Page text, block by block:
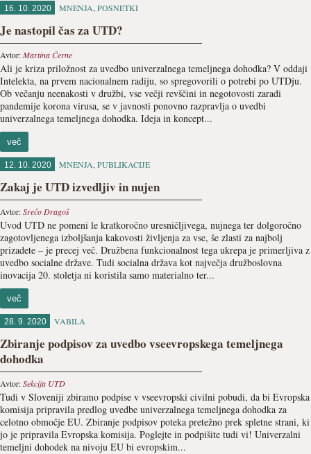
16. 10. 2020 MNENJA, POSNETKI
Je nastopil čas za UTD?
Avtor:Martina Černe
Ali je kriza priložnost za uvedbo univerzalnega temeljnega dohodka? V oddaji
Intelekta, na prvem nacionalnem radiju, so spregovorili o potrebi po UTDju.
Ob večanju neenakosti v družbi, vse večji revščini in negotovosti zaradi
pandemije korona virusa, se v javnosti ponovno razpravlja o uvedbi
univerzalnega temeljnega dohodka. Ideja in koncept...
več
12. 10. 2020 MNENJA, PUBLIKACIJE
Zakaj je UTD izvedljiv in nujen
Avtor:Srečo Dragoš
Uvod UTD ne pomeni le kratkoročno uresničljivega, nujnega ter dolgoročno
zagotovljenega izboljšanja kakovosti življenja za vse, še zlasti za najbolj
prizadete – je precej več. Družbena funkcionalnost tega ukrepa je primerljiva z
uvedbo socialne države. Tudi socialna država kot največja družboslovna
inovacija 20. stoletja ni koristila samo materialno ter...
več
28. 9. 2020 VABILA
Zbiranje podpisov za uvedbo vseevropskega temeljnega
dohodka
Avtor:Sekcija UTD
Tudi v Sloveniji zbiramo podpise v vseevropski civilni pobudi, da bi Evropska
komisija pripravila predlog uvedbe univerzalnega temeljnega dohodka za
celotno območje EU. Zbiranje podpisov poteka pretežno prek spletne strani, ki
jo je pripravila Evropska komisija. Poglejte in podpišite tudi vi! Univerzalni
temeljni dohodek na nivoju EU bi evropskim...